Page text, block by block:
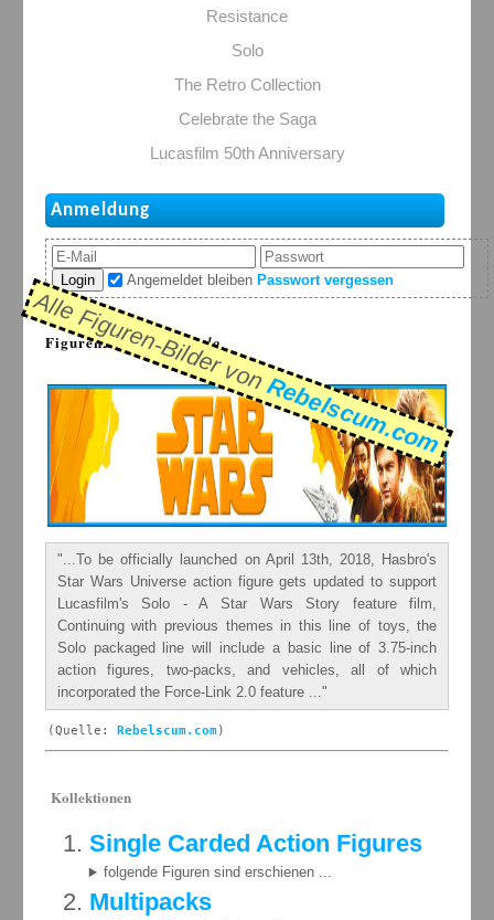
Resistance
Solo
The Retro Collection
Celebrate the Saga
Lucasfilm 50th Anniversary
Anmeldung
Login Angemeldet bleiben Passwort vergessen
FigurenDB > Serie:Solo
Alle Figuren-Bilder von
Rebelscum.com
"...To be officially launched on April 13th, 2018, Hasbro's
Star Wars Universe action figure gets updated to support
Lucasfilm's Solo - A Star Wars Story feature film,
Continuing with previous themes in this line of toys, the
Solo packaged line will include a basic line of 3.75-inch
action figures, two-packs, and vehicles, all of which
incorporated the Force-Link 2.0 feature ..."
(Quelle: Rebelscum.com)
Kollektionen
Single Carded Action Figures
folgende Figuren sind erschienen ...
Multipacks